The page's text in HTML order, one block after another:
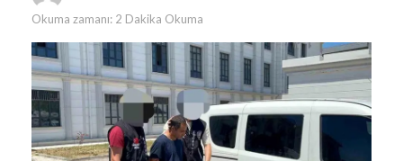
Okuma zamanı: 2 Dakika Okuma